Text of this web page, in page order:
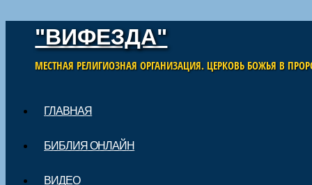
"ВИФЕЗДА"
МЕСТНАЯ РЕЛИГИОЗНАЯ ОРГАНИЗАЦИЯ. ЦЕРКОВЬ БОЖЬЯ В
Main menu
ГЛАВНАЯ
БИБЛИЯ ОНЛАЙН
ВИДЕО